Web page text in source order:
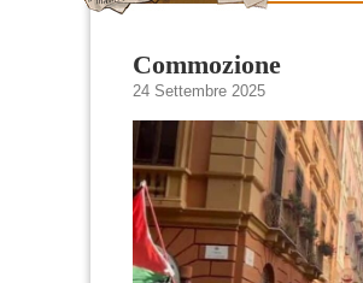
Commozione
24 Settembre 2025